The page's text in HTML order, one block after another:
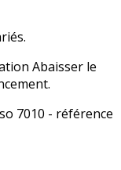
Abaisser le
7010 - référence